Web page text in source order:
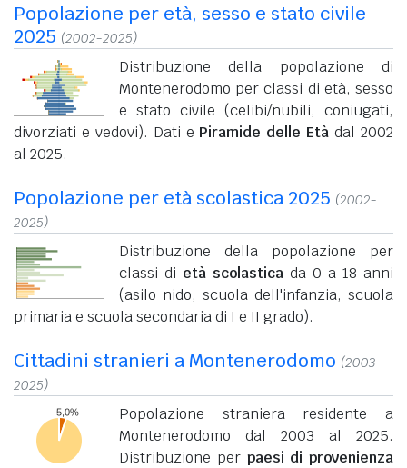
Popolazione per età, sesso e stato civile
2025 (2002-2025)
Distribuzione della popolazione di
Montenerodomo per classi di età, sesso
e stato civile (celibi/nubili, coniugati,
divorziati e vedovi). Dati e Piramide delle Età dal 2002
al 2025.
Popolazione per età scolastica 2025 (2002-
2025)
Distribuzione della popolazione per
classi di età scolastica da 0 a 18 anni
(asilo nido, scuola dell'infanzia, scuola
primaria e scuola secondaria di I e II grado).
Cittadini stranieri a Montenerodomo (2003-
2025)
Popolazione straniera residente a
Montenerodomo dal 2003 al 2025.
Distribuzione per paesi di provenienza